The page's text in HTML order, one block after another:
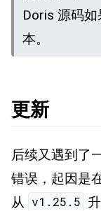
Doris 源码
本。
更新
后续又遇到了
错误，起因是
从 v1.25.5